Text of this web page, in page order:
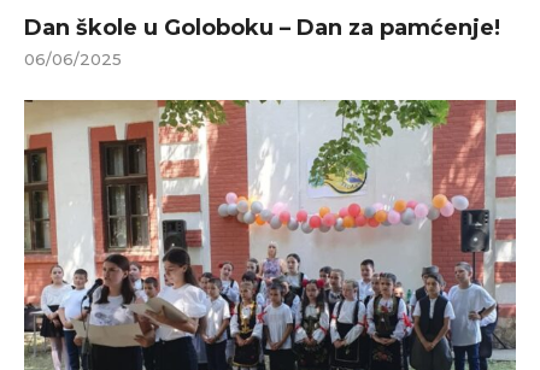
Dan škole u Goloboku – Dan za pamćenje!
06/06/2025